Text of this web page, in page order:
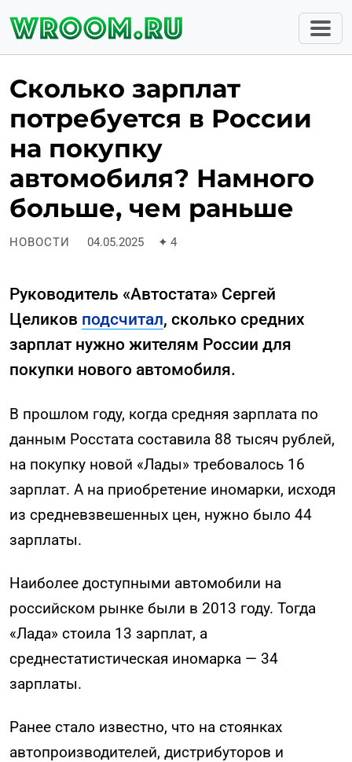
Сколько зарплат
потребуется в России
на покупку
автомобиля? Намного
больше, чем раньше
НОВОСТИ 04.05.2025 ✦ 4
Руководитель «Автостата» Сергей
Целиков подсчитал, сколько средних
зарплат нужно жителям России для
покупки нового автомобиля.
В прошлом году, когда средняя зарплата по
данным Росстата составила 88 тысяч рублей,
на покупку новой «Лады» требовалось 16
зарплат. А на приобретение иномарки, исходя
из средневзвешенных цен, нужно было 44
зарплаты.
Наиболее доступными автомобили на
российском рынке были в 2013 году. Тогда
«Лада» стоила 13 зарплат, а
среднестатистическая иномарка — 34
зарплаты.
Ранее стало известно, что на стоянках
автопроизводителей, дистрибуторов и